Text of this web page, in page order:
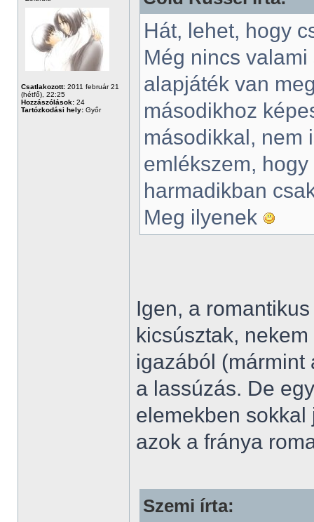
Csatlakozott: 2011 február 21
(hétfő), 22:25
Hozzászólások: 24
Tartózkodási hely: Győr
Hát, lehet, hogy
Még nincs
alapjáték van
másodikhoz
másodikkal, nem
emlékszem,
harmadikban
Meg ilyenek
Igen, a
kicsúsztak,
igazából (mármint
a lassúzás. De
elemekben
azok a fránya
Szemi írta: